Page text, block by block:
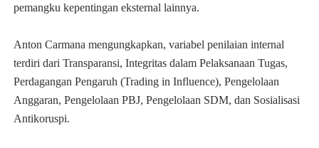
pemangku kepentingan eksternal lainnya.
Anton Carmana mengungkapkan, variabel penilaian internal
terdiri dari Transparansi, Integritas dalam Pelaksanaan Tugas,
Perdagangan Pengaruh (Trading in Influence), Pengelolaan
Anggaran, Pengelolaan PBJ, Pengelolaan SDM, dan Sosialisasi
Antikoruspi.